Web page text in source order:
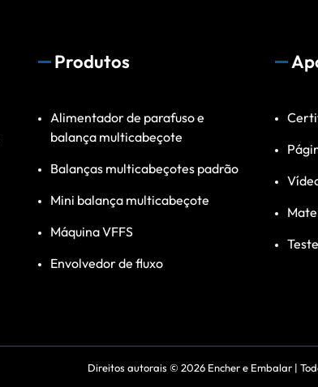
Produtos
Alimentador de parafuso e
balança multicabeçote
Balanças multicabeçotes padrão
Mini balança multicabeçote
Máquina VFFS
Envolvedor de fluxo
Teste
Direitos autorais © 2026 Encher e Embalar |